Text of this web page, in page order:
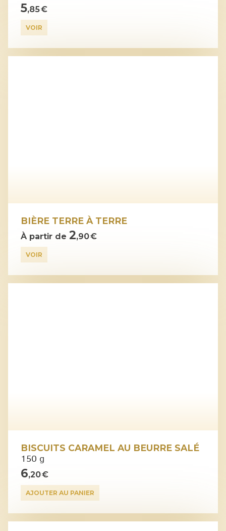
5,85 €
VOIR
BIÈRE TERRE À TERRE
À partir de 2,90 €
VOIR
BISCUITS CARAMEL AU BEURRE SALÉ
150 g
6,20 €
AJOUTER AU PANIER